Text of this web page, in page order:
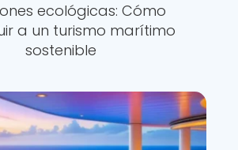
ecológicas: Cómo
a un turismo marítimo
sostenible